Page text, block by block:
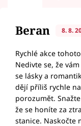
Beran 8. 8.
Rychlé akce
Nedivte se, že
se lásky a
dějí příliš rychle
porozumět.
že se honíte za
stanice. Naskočte